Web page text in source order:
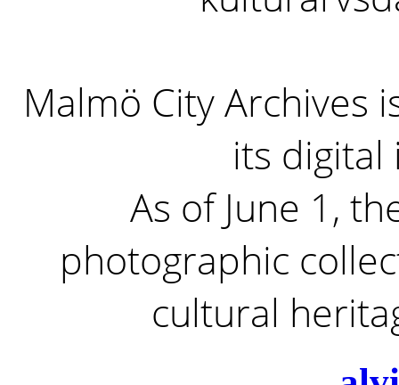
Malmö City Archives
its digital
As of June 1,
photographic
cultural